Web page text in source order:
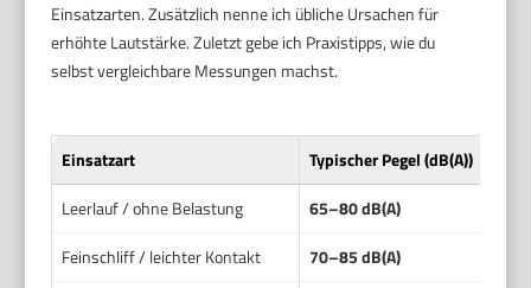
Einsatzarten. Zusätzlich nenne ich übliche Ursachen für
erhöhte Lautstärke. Zuletzt gebe ich Praxistipps, wie du
selbst vergleichbare Messungen machst.
Einsatzart Typischer Pegel (dB(A))
Leerlauf / ohne Belastung
65–80 dB(A)
Feinschliff / leichter Kontakt
70–85 dB(A)